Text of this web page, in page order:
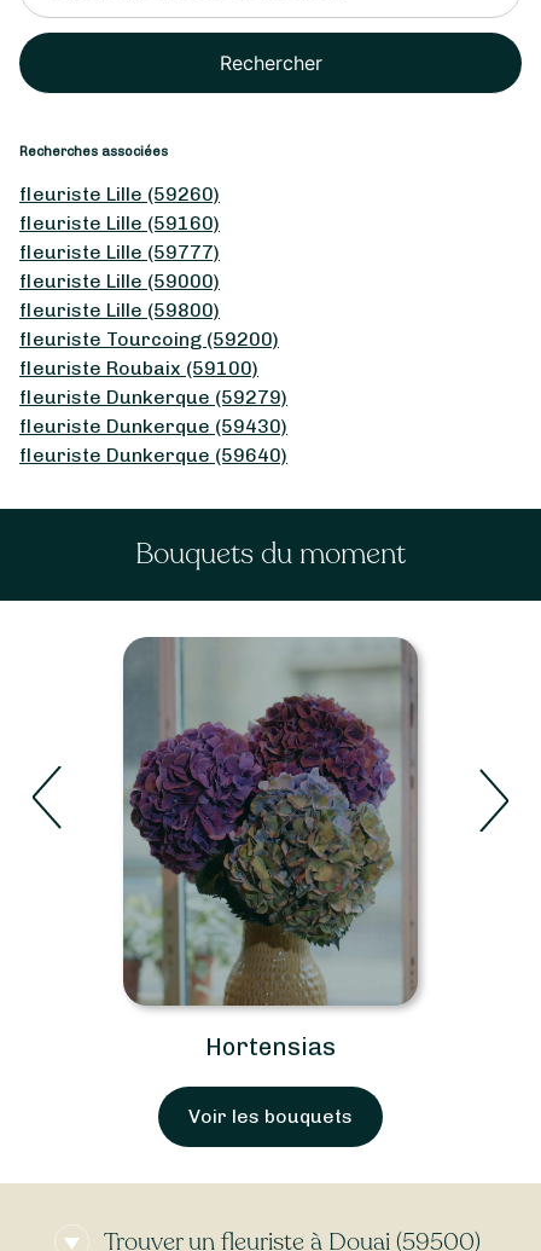
Rechercher
Recherches associées
fleuriste Lille (59260)
fleuriste Lille (59160)
fleuriste Lille (59777)
fleuriste Lille (59000)
fleuriste Lille (59800)
fleuriste Tourcoing (59200)
fleuriste Roubaix (59100)
fleuriste Dunkerque (59279)
fleuriste Dunkerque (59430)
fleuriste Dunkerque (59640)
Bouquets du moment
Hortensias
Voir les bouquets
Trouver un fleuriste à Douai (59500)